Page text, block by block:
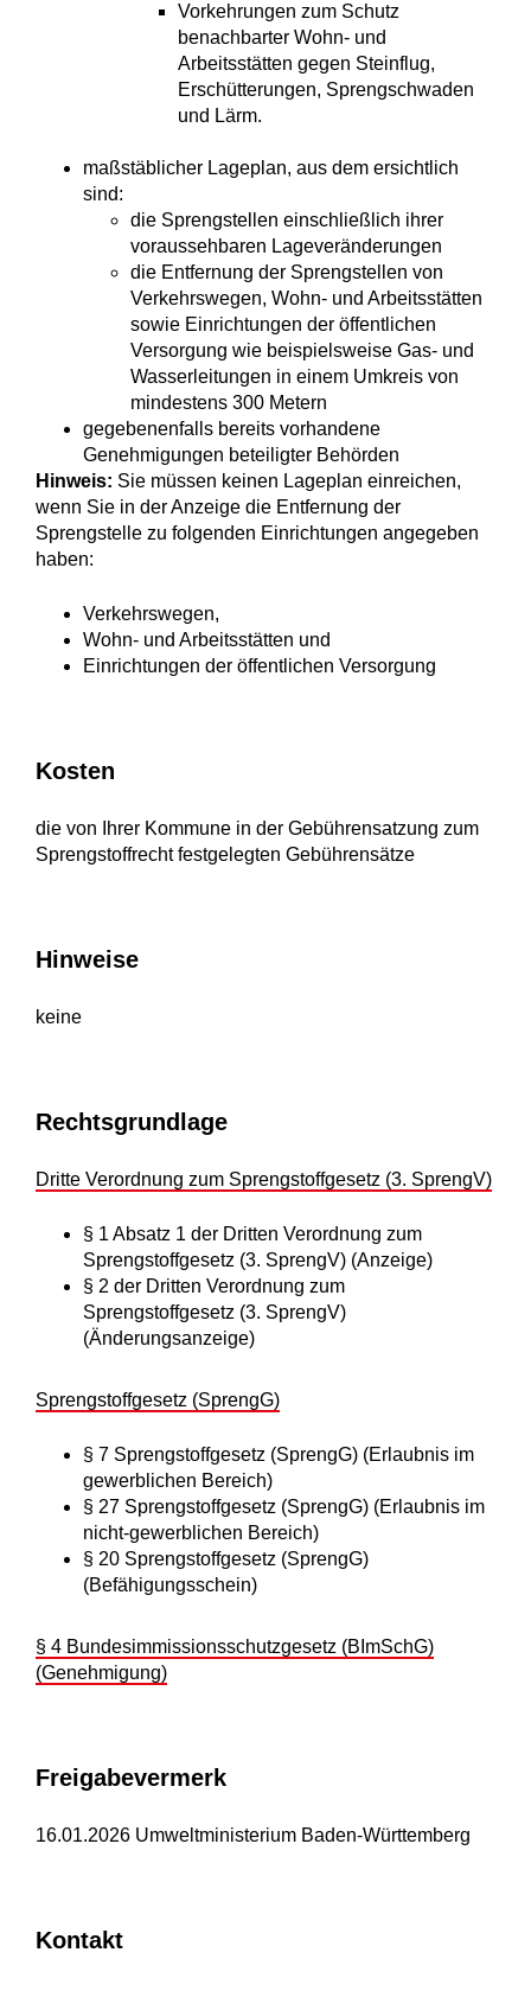
Vorkehrungen zum Schutz
benachbarter Wohn- und
Arbeitsstätten gegen Steinflug,
Erschütterungen, Sprengschwaden
und Lärm.
maßstäblicher Lageplan, aus dem ersichtlich
sind:
die Sprengstellen einschließlich ihrer
voraussehbaren Lageveränderungen
die Entfernung der Sprengstellen von
Verkehrswegen, Wohn- und Arbeitsstätten
sowie Einrichtungen der öffentlichen
Versorgung wie beispielsweise Gas- und
Wasserleitungen in einem Umkreis von
mindestens 300 Metern
gegebenenfalls bereits vorhandene
Genehmigungen beteiligter Behörden
Hinweis: Sie müssen keinen Lageplan einreichen,
wenn Sie in der Anzeige die Entfernung der
Sprengstelle zu folgenden Einrichtungen angegeben
haben:
Verkehrswegen,
Wohn- und Arbeitsstätten und
Einrichtungen der öffentlichen Versorgung
Kosten
die von Ihrer Kommune in der Gebührensatzung zum
Sprengstoffrecht festgelegten Gebührensätze
Hinweise
keine
Rechtsgrundlage
Dritte Verordnung zum Sprengstoffgesetz (3. SprengV)
§ 1 Absatz 1 der Dritten Verordnung zum
Sprengstoffgesetz (3. SprengV) (Anzeige)
§ 2 der Dritten Verordnung zum
Sprengstoffgesetz (3. SprengV)
(Änderungsanzeige)
Sprengstoffgesetz (SprengG)
§ 7 Sprengstoffgesetz (SprengG) (Erlaubnis im
gewerblichen Bereich)
§ 27 Sprengstoffgesetz (SprengG) (Erlaubnis im
nicht-gewerblichen Bereich)
§ 20 Sprengstoffgesetz (SprengG)
(Befähigungsschein)
§ 4 Bundesimmissionsschutzgesetz (BImSchG)
(Genehmigung)
Freigabevermerk
16.01.2026 Umweltministerium Baden-Württemberg
Kontakt